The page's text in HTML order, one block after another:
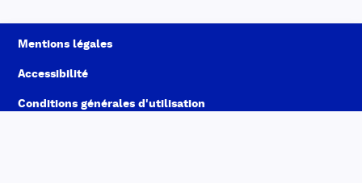
Mentions légales
Accessibilité
Conditions générales d'utilisation